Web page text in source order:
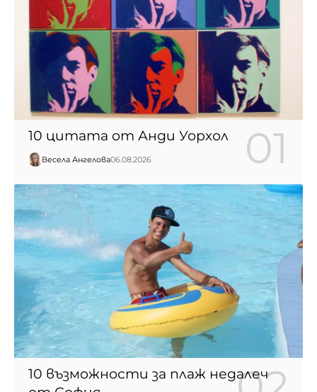
10 цитата от Анди Уорхол
Весела Ангелова06.08.2026
10 възможности за плаж недалеч